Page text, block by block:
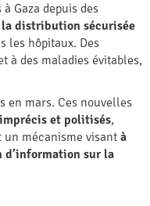
Gaza depuis des
la distribution sécurisée
les hôpitaux. Des
à des maladies évitables,
en mars. Ces nouvelles
et politisés,
un mécanisme visantà
sur la